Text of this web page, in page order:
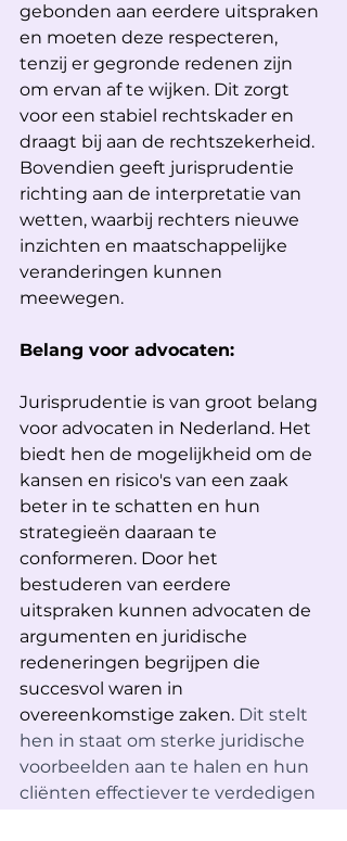
gebonden aan eerdere uitspraken
en moeten deze respecteren,
tenzij er gegronde redenen zijn
om ervan af te wijken. Dit zorgt
voor een stabiel rechtskader en
draagt bij aan de rechtszekerheid.
Bovendien geeft jurisprudentie
richting aan de interpretatie van
wetten, waarbij rechters nieuwe
inzichten en maatschappelijke
veranderingen kunnen
meewegen.
Belang voor advocaten:
Jurisprudentie is van groot belang
voor advocaten in Nederland. Het
biedt hen de mogelijkheid om de
kansen en risico's van een zaak
beter in te schatten en hun
strategieën daaraan te
conformeren. Door het
bestuderen van eerdere
uitspraken kunnen advocaten de
argumenten en juridische
redeneringen begrijpen die
succesvol waren in
overeenkomstige zaken. Dit stelt
hen in staat om sterke juridische
voorbeelden aan te halen en hun
cliënten effectiever te verdedigen